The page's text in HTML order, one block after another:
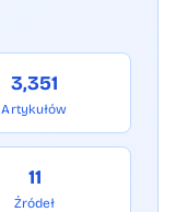
3,351
Artykułów
11
Źródeł